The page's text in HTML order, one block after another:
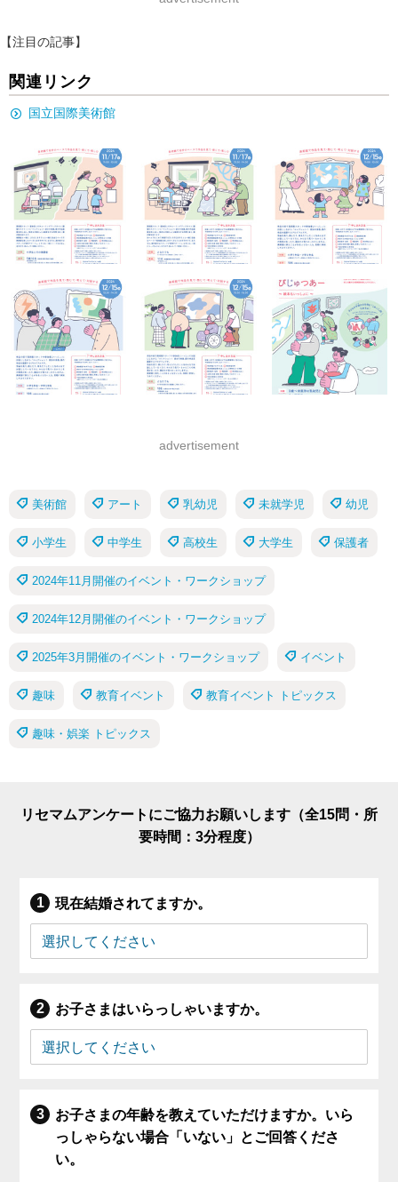
【注目の記事】
関連リンク
国立国際美術館
advertisement
美術館 アート 乳幼児 未就学児 幼児
小学生 中学生 高校生 大学生 保護者
2024年11月開催のイベント・ワークショップ
2024年12月開催のイベント・ワークショップ
2025年3月開催のイベント・ワークショップ イベント
趣味 教育イベント 教育イベント トピックス
趣味・娯楽 トピックス
リセマムアンケートにご協力お願いします（全15問・所
要時間：3分程度）
現在結婚されてますか。
お子さまはいらっしゃいますか。
お子さまの年齢を教えていただけますか。いら
っしゃらない場合「いない」とご回答くださ
い。